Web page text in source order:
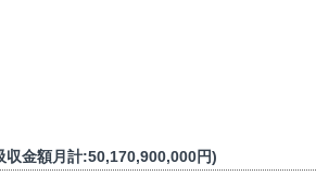
金額月計:50,170,900,000円)